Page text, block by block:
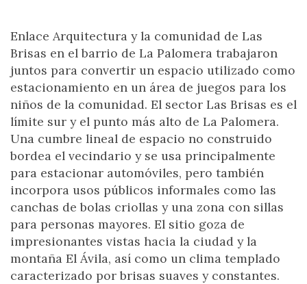
Enlace Arquitectura y la comunidad de Las
Brisas en el barrio de La Palomera trabajaron
juntos para convertir un espacio utilizado como
estacionamiento en un área de juegos para los
niños de la comunidad. El sector Las Brisas es el
límite sur y el punto más alto de La Palomera.
Una cumbre lineal de espacio no construido
bordea el vecindario y se usa principalmente
para estacionar automóviles, pero también
incorpora usos públicos informales como las
canchas de bolas criollas y una zona con sillas
para personas mayores. El sitio goza de
impresionantes vistas hacia la ciudad y la
montaña El Ávila, así como un clima templado
caracterizado por brisas suaves y constantes.